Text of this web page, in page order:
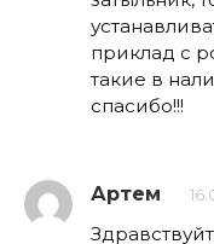
приклад с
такие в
спасибо!!!
Артем